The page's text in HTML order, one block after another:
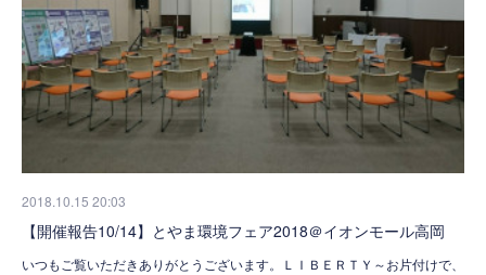
2018.10.15 20:03
【開催報告10/14】とやま環境フェア2018＠イオンモール高岡
いつもご覧いただきありがとうございます。ＬＩＢＥＲＴＹ～お片付けで、